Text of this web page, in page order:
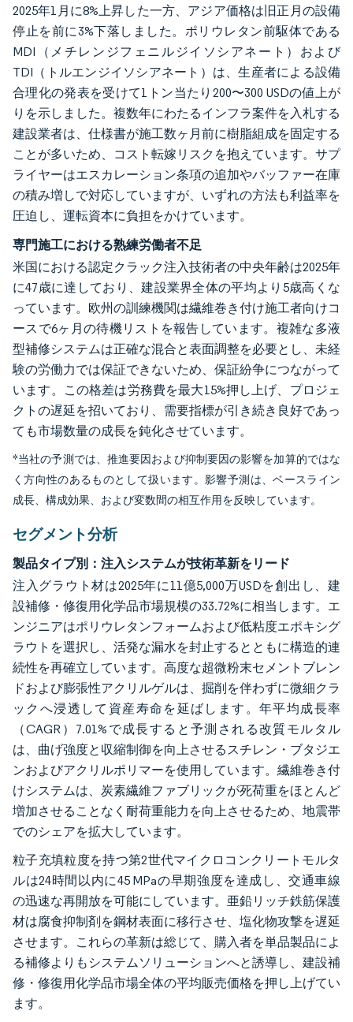
2025年1月に8%上昇した一方、アジア価格は旧正月の設備
停止を前に3%下落しました。ポリウレタン前駆体である
MDI（メチレンジフェニルジイソシアネート）および
TDI（トルエンジイソシアネート）は、生産者による設備
合理化の発表を受けて1トン当たり200〜300 USDの値上が
りを示しました。複数年にわたるインフラ案件を入札する
建設業者は、仕様書が施工数ヶ月前に樹脂組成を固定する
ことが多いため、コスト転嫁リスクを抱えています。サプ
ライヤーはエスカレーション条項の追加やバッファー在庫
の積み増しで対応していますが、いずれの方法も利益率を
圧迫し、運転資本に負担をかけています。
専門施工における熟練労働者不足
米国における認定クラック注入技術者の中央年齢は2025年
に47歳に達しており、建設業界全体の平均より5歳高くな
っています。欧州の訓練機関は繊維巻き付け施工者向けコ
ースで6ヶ月の待機リストを報告しています。複雑な多液
型補修システムは正確な混合と表面調整を必要とし、未経
験の労働力では保証できないため、保証紛争につながって
います。この格差は労務費を最大15%押し上げ、プロジェ
クトの遅延を招いており、需要指標が引き続き良好であっ
ても市場数量の成長を鈍化させています。
*当社の予測では、推進要因および抑制要因の影響を加算的ではな
く方向性のあるものとして扱います。影響予測は、ベースライン
成長、構成効果、および変数間の相互作用を反映しています。
セグメント分析
製品タイプ別：注入システムが技術革新をリード
注入グラウト材は2025年に11億5,000万USDを創出し、建
設補修・修復用化学品市場規模の33.72%に相当します。エ
ンジニアはポリウレタンフォームおよび低粘度エポキシグ
ラウトを選択し、活発な漏水を封止するとともに構造的連
続性を再確立しています。高度な超微粉末セメントブレン
ドおよび膨張性アクリルゲルは、掘削を伴わずに微細クラ
ックへ浸透して資産寿命を延ばします。年平均成長率
（CAGR）7.01%で成長すると予測される改質モルタル
は、曲げ強度と収縮制御を向上させるスチレン・ブタジエ
ンおよびアクリルポリマーを使用しています。繊維巻き付
けシステムは、炭素繊維ファブリックが死荷重をほとんど
増加させることなく耐荷重能力を向上させるため、地震帯
でのシェアを拡大しています。
粒子充填粒度を持つ第2世代マイクロコンクリートモルタ
ルは24時間以内に45 MPaの早期強度を達成し、交通車線
の迅速な再開放を可能にしています。亜鉛リッチ鉄筋保護
材は腐食抑制剤を鋼材表面に移行させ、塩化物攻撃を遅延
させます。これらの革新は総じて、購入者を単品製品によ
る補修よりもシステムソリューションへと誘導し、建設補
修・修復用化学品市場全体の平均販売価格を押し上げてい
ます。